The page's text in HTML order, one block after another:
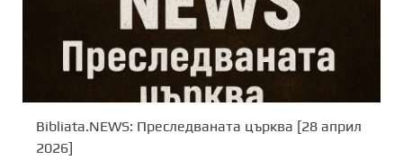
Bibliata.NEWS: Преследваната църква [28 април
2026]